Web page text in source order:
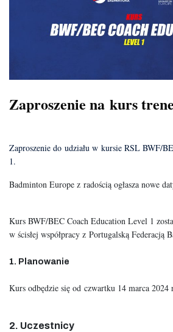
Zaproszenie na kurs
Zaproszenie do udziału w kursie RSL BWF/
1.
Badminton Europe z radością ogłasza nowe
Kurs BWF/BEC Coach Education Level 1
w ścisłej współpracy z Portugalską
1. Planowanie
Kurs odbędzie się od czwartku 14 marca
2. Uczestnicy